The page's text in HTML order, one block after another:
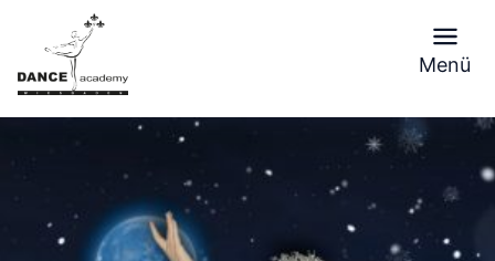
content
Menü